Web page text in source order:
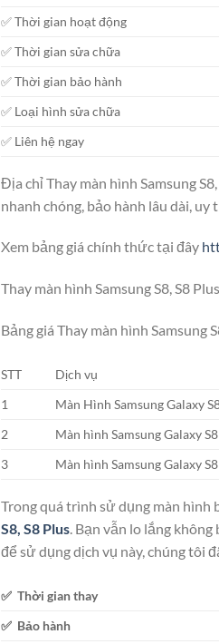
✅ Thời gian hoạt động
✅ Thời gian sửa chữa
✅ Thời gian bảo hành
✅ Loại hình sửa chữa
✅ Liên hệ ngay
Địa chỉ Thay màn hình Samsung
nhanh chóng, bảo hành lâu dài,
Xem bảng giá chính thức tại đây
Thay màn hình Samsung S8, S8
Bảng giá Thay màn hình Samsung
STT Dịch vụ
1
Màn Hình Samsung Galaxy
2
Màn hình Samsung Galaxy
3
Màn hình Samsung Galaxy
Trong quá trình sử dụng màn hình
S8, S8 Plus . Bạn vẫn lo lắng
để sử dụng dịch vụ này, chúng tôi
✅ Thời gian thay
✅ Bảo hành